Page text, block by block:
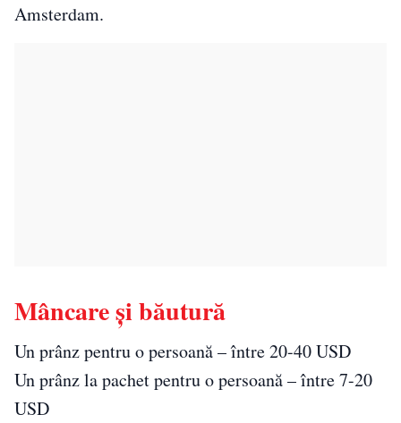
Amsterdam.
Mâncare și băutură
Un prânz pentru o persoană – între 20-40 USD
Un prânz la pachet pentru o persoană – între 7-20
USD